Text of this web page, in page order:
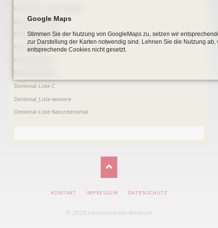
Hochkreuz - Alter Friedhof
Jüdischer Friedhof
Steinkisten Gräber
Fürstengrab
Denkmal-Liste A
Denkmal-Liste B
Denkmal-Liste C
Denkmal_Liste weitere
Denkmal-Liste Naturdenkmal
NAVIGATION
KONTAKT IMPRESSUM DATENSCHUTZ
© 2026 Heimatverein-Beckum
Google Maps
Stimmen Sie der Nutzung von GoogleMaps zu, setzen wir
zur Darstellung der Karten notwendig sind. Lehnen Sie die Nutzung ab,
entsprechende Cookies nicht gesetzt.